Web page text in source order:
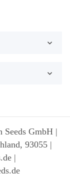
Seeds GmbH |
93055 |
|